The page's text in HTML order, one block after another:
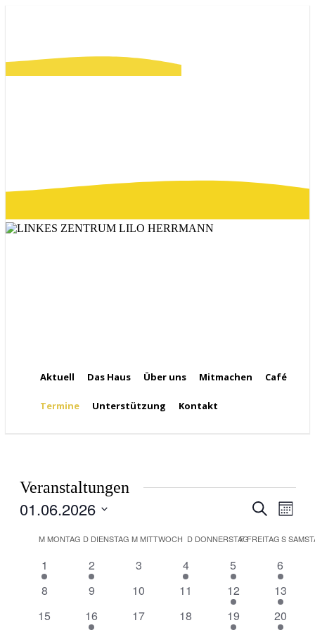
Aktuell Das Haus Über uns Mitmachen Café
Termine Unterstützung Kontakt
Veranstaltungen
Suche
und
Suche
Monat
01.06.2026
wählen.
Kalender
von
Veranstaltungen
MMONTAG D DIENSTAG MMITTWOCH D DONNERSTAG
FFREITAGS
2
Veranstaltungen
1
1
Veranstaltung
2
0
Veranstaltungen
3
2
Veranstaltungen
4
1
Veranstaltung
5
2
6
0
8
0
9
0
10
0
Veranstaltungen
11
2
Veranstaltungen
12
1
13
0
15
1
16
0
17
0
18
2
19
1
20